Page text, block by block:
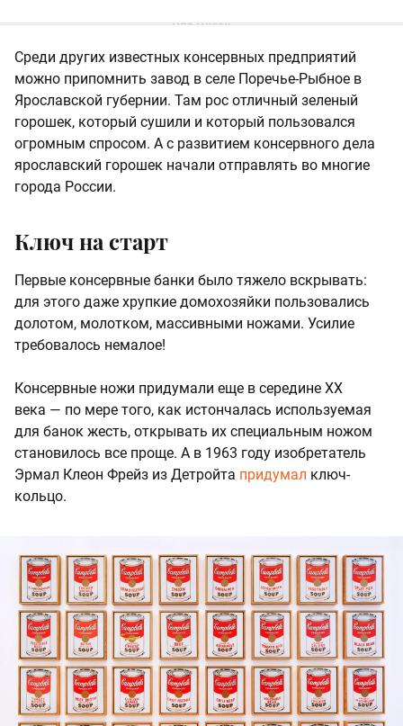
Среди других известных консервных предприятий
можно припомнить завод в селе Поречье-Рыбное в
Ярославской губернии. Там рос отличный зеленый
горошек, который сушили и который пользовался
огромным спросом. А с развитием консервного дела
ярославский горошек начали отправлять во многие
города России.
Ключ на старт
Первые консервные банки было тяжело вскрывать:
для этого даже хрупкие домохозяйки пользовались
долотом, молотком, массивными ножами. Усилие
требовалось немалое!
Консервные ножи придумали еще в середине XX
века — по мере того, как истончалась используемая
для банок жесть, открывать их специальным ножом
становилось все проще. А в 1963 году изобретатель
Эрмал Клеон Фрейз из Детройта придумал ключ-
кольцо.